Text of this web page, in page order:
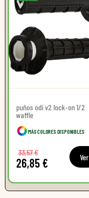
puños odi v2 lock-on 1/2
waffle
MÁS COLORES DISPONIBLES
26,85 €
33,57 € Ver